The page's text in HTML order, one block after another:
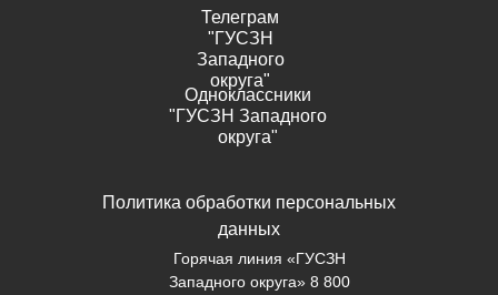
Горячая линия «ГУСЗН
Западного округа» 8 800
Политика обработки персональных
данных
Телеграм
"ГУСЗН
Западного
округа"
Одноклассники
"ГУСЗН Западного
округа"